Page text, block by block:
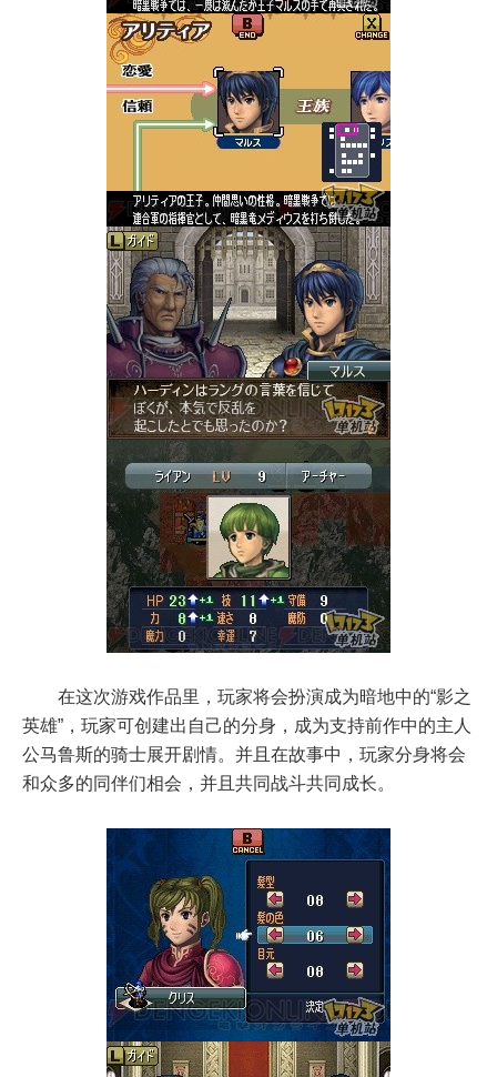
在这次游戏作品里，玩家将会扮演成为暗地中的“影之
英雄”，玩家可创建出自己的分身，成为支持前作中的主人
公马鲁斯的骑士展开剧情。并且在故事中，玩家分身将会
和众多的同伴们相会，并且共同战斗共同成长。